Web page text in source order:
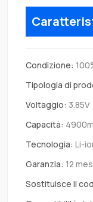
Condizione:
Tipologia di
Voltaggio: 3.85V
Capacità:
Tecnologia: Li-
Garanzia: 12
Sostituisce il